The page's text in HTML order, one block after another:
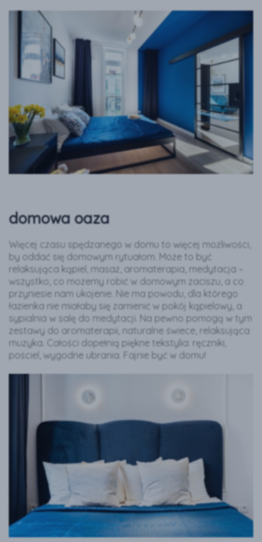
domowa oaza
Więcej czasu spędzanego w domu to więcej możliwości,
by oddać się domowym rytuałom. Może to być
relaksująca kąpiel, masaż, aromaterapia, medytacja –
wszystko, co możemy robić w domowym zaciszu, a co
przyniesie nam ukojenie. Nie ma powodu, dla którego
łazienka nie miałaby się zamienić w pokój kąpielowy, a
sypialnia w salę do medytacji. Na pewno pomogą w tym
zestawy do aromaterapii, naturalne świece, relaksująca
muzyka. Całości dopełnią piękne tekstylia: ręczniki,
pościel, wygodne ubrania. Fajnie być w domu!